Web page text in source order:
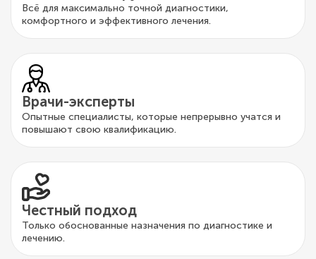
Всё для максимально точной диагностики,
комфортного и эффективного лечения.
Врачи-эксперты
Опытные специалисты, которые непрерывно учатся и
повышают свою квалификацию.
Честный подход
Только обоснованные назначения по диагностике и
лечению.